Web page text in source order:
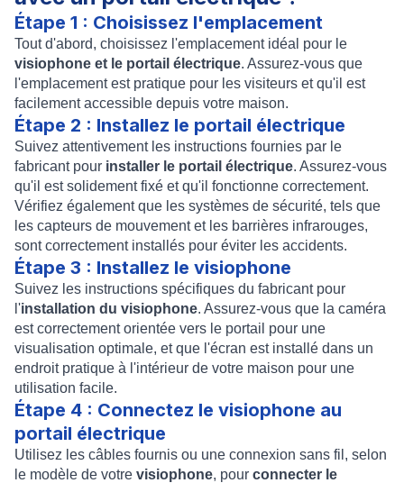
Étape 1 : Choisissez l'emplacement
Tout d'abord, choisissez l'emplacement idéal pour le
visiophone et le portail électrique. Assurez-vous que
l'emplacement est pratique pour les visiteurs et qu'il est
facilement accessible depuis votre maison.
Étape 2 : Installez le portail électrique
Suivez attentivement les instructions fournies par le
fabricant pour installer le portail électrique. Assurez-vous
qu'il est solidement fixé et qu'il fonctionne correctement.
Vérifiez également que les systèmes de sécurité, tels que
les capteurs de mouvement et les barrières infrarouges,
sont correctement installés pour éviter les accidents.
Étape 3 : Installez le visiophone
Suivez les instructions spécifiques du fabricant pour
l'installation du visiophone. Assurez-vous que la caméra
est correctement orientée vers le portail pour une
visualisation optimale, et que l'écran est installé dans un
endroit pratique à l'intérieur de votre maison pour une
utilisation facile.
Étape 4 : Connectez le visiophone au
portail électrique
Utilisez les câbles fournis ou une connexion sans fil, selon
le modèle de votre visiophone, pour connecter le